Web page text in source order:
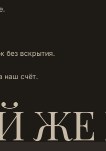
без вскрытия.
наш счёт.
ЖЕ